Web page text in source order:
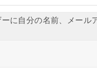
に自分の名前、メール